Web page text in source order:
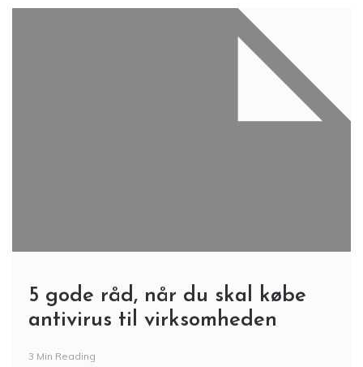
5 gode råd, når du skal købe
antivirus til virksomheden
3 Min Reading